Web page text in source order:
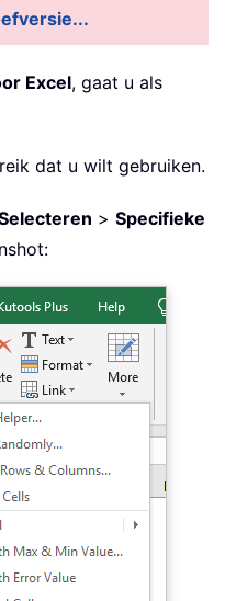
Excel, gaat u als
dat u wilt gebruiken.
> Specifieke